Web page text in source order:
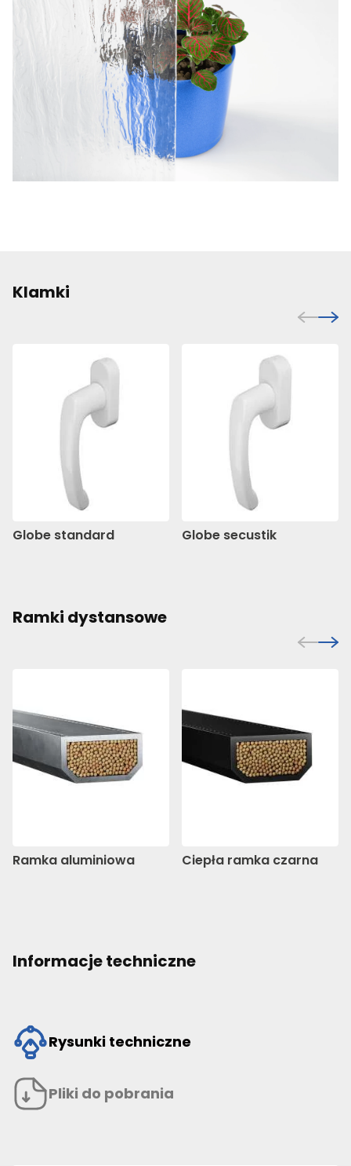
Klamki
Globe standard Globe secustik
Ramki dystansowe
Ramka aluminiowa Ciepła ramka czarna
Informacje techniczne
Rysunki techniczne
Pliki do pobrania